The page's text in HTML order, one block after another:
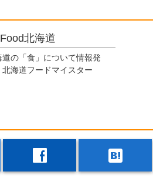
北海道
道の「食」について情報発
北海道フードマイスター
facebook hatenabookmark